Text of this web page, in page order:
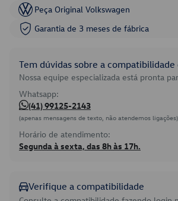
Peça Original Volkswagen
Garantia de 3 meses de fábrica
Tem dúvidas sobre a
Nossa equipe especializada está pronta
Whatsapp:
(41) 99125-2143
(apenas mensagens de texto, não atendemos ligações)
Horário de atendimento:
Segunda à sexta, das 8h às 17h.
Verifique a compatibilidade